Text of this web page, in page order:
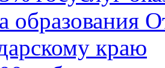
образования
краю